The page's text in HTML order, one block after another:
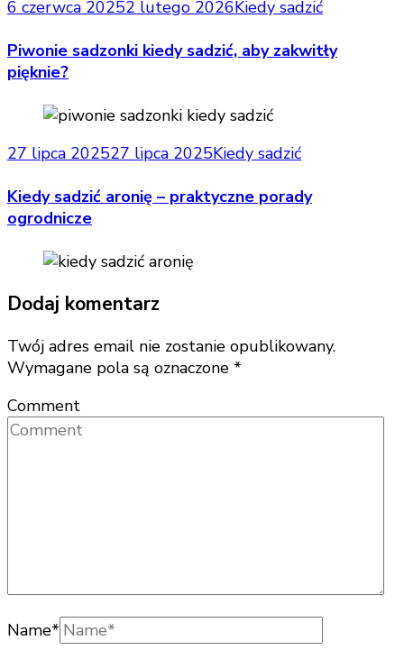
6 czerwca 20252 lutego 2026Kiedy sadzić
Piwonie sadzonki kiedy sadzić, aby zakwitły
pięknie?
27 lipca 202527 lipca 2025Kiedy sadzić
Kiedy sadzić aronię – praktyczne porady
ogrodnicze
Dodaj komentarz
Twój adres email nie zostanie opublikowany.
Wymagane pola są oznaczone *
Comment
Name*